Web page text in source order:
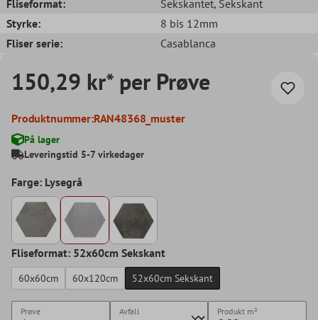
Fliseformat:
Sekskantet, Sekskant
Styrke:
8 bis 12mm
Fliser serie:
Casablanca
150,29 kr* per Prøve
Produktnummer:RAN48368_muster
På lager
Leveringstid 5-7 virkedager
Farge: Lysegrå
Fliseformat: 52x60cm Sekskant
60x60cm 60x120cm 52x60cm Sekskant
Prøve Avfall Produkt m²